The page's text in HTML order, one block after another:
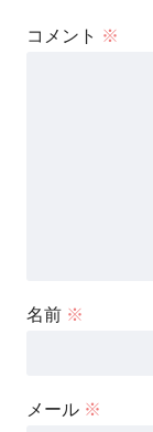
コメント ※
名前 ※
メール ※